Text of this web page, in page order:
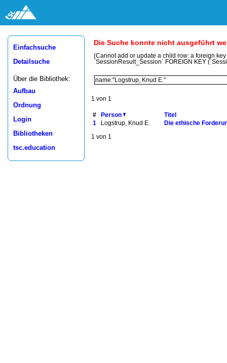
Einfachsuche
Detailsuche
Über die Bibliothek:
Aufbau
Ordnung
Login
Bibliotheken
tsc.education
Die Suche konnte nicht ausgeführt
(Cannot add or update a child row: a foreign
`SessionResult_Session` FOREIGN KEY
1 von 1
# Person
Titel
1
Logstrup, Knud E. Die ethische
1 von 1